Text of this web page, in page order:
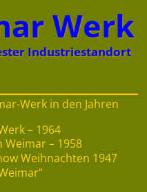
Werk
Industriestandort
Werk in den Jahren
– 1964
Weimar – 1958
Weihnachten 1947